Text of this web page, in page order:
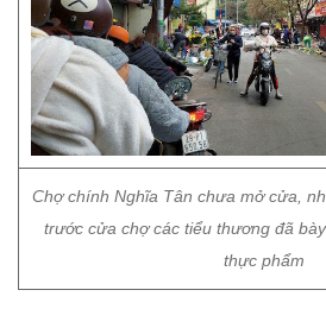
Chợ chính Nghĩa Tân chưa mở cửa,
trước cửa chợ các tiểu thương đã
thực phẩm